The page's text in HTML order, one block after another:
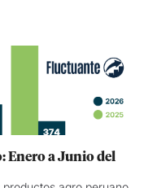
Enero a Junio del